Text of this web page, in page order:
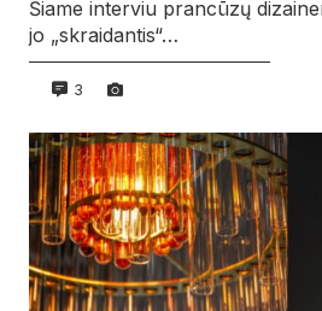
Šiame interviu prancūzų
jo „skraidantis“…
3